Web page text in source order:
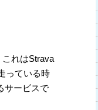
れはStrava
っている時
サービスで